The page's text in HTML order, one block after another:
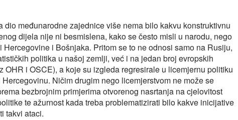
dio međunarodne zajednice više nema bilo kakvu konstruktivnu
dijela nije ni besmislena, kako se često misli u narodu, nego
i Bošnjaka. Pritom se to ne odnosi samo na Rusiju,
politika u našoj zemlji, već i na jedan broj evropskih
i OSCE), a koje su izgleda regresirale u licemjernu politiku
Ničim drugim nego licemjerstvom ne može se
bezbrojnim primjerima otvorenog nasrtanja na cjelovitost
te ažurnost kada treba problematizirati bilo kakve inicijative
takvi ataci.